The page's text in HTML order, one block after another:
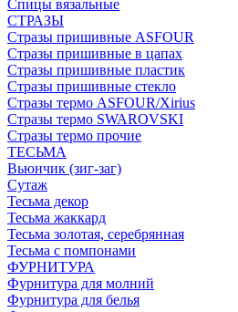
Спицы вязальные
СТРАЗЫ
Стразы пришивные ASFOUR
Стразы пришивные в цапах
Стразы пришивные пластик
Стразы пришивные стекло
Стразы термо ASFOUR/Xirius
Стразы термо SWAROVSKI
Стразы термо прочие
ТЕСЬМА
Вьюнчик (зиг-заг)
Сутаж
Тесьма декор
Тесьма жаккард
Тесьма золотая, серебрянная
Тесьма с помпонами
ФУРНИТУРА
Фурнитура для молний
Фурнитура для белья